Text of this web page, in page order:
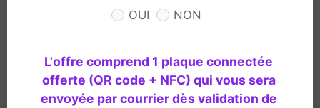
OUI NON
L'offre comprend 1 plaque connectée
offerte (QR code + NFC) qui vous sera
envoyée par courrier dès validation de